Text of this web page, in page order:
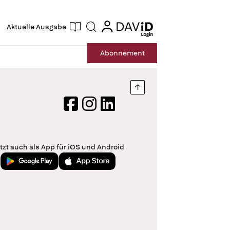
Aktuelle Ausgabe Suche login
login
Abonnement
Nach oben springen
FacebookInstagram
LinkedIn
auch als App für iOS und Android
Jetzt bei Google PlayLaden im App Store